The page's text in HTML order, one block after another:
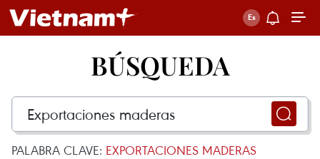
BÚSQUEDA
PALABRA CLAVE: EXPORTACIONES MADERAS